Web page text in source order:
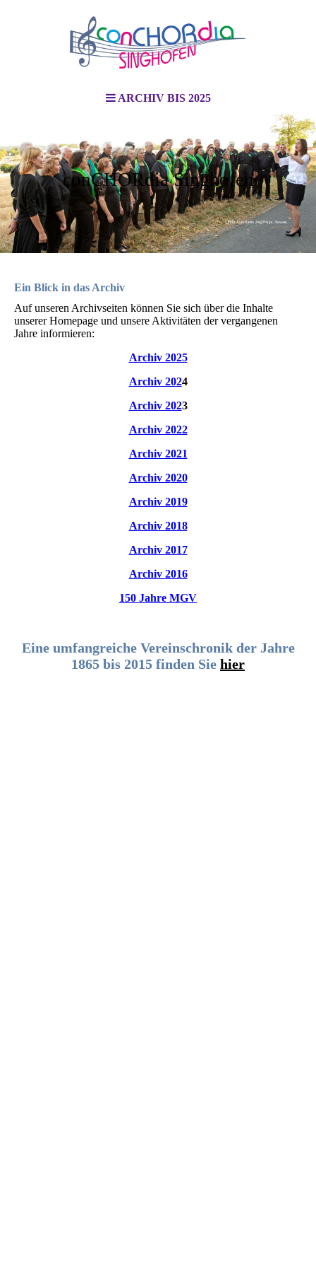
ARCHIV BIS 2025
conCHORdia Singhofen
Ein Blick in das Archiv
Auf unseren Archivseiten können Sie sich über die Inhalte
unserer Homepage und unsere Aktivitäten der vergangenen
Jahre informieren:
Archiv 2025
Archiv 2024
Archiv 2023
Archiv 2022
Archiv 2021
Archiv 2020
Archiv 2019
Archiv 2018
Archiv 2017
Archiv 2016
150 Jahre MGV
Eine umfangreiche Vereinschronik der Jahre
1865 bis 2015 finden Sie hier